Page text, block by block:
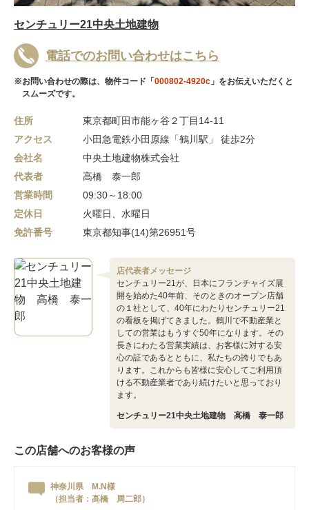
センチュリー21中央土地建物
電話でのお問い合わせはこちら
※お問い合わせの際は、物件コード「 000802-4920c 」をお伝えいただくと
スムーズです。
住所
東京都町田市能ヶ谷２丁目14-11
アクセス
小田急電鉄小田原線「鶴川駅」 徒歩2分
会社名
中央土地建物株式会社
代表者
高橋 泰一郎
営業時間
09:30～18:00
定休日
火曜日、水曜日
免許番号
東京都知事(14)第26951号
店代表者メッセージ
センチュリー21が、日本にフランチャイズ展
開を始めた40年前、そのときのオープン店舗
の１社として、40年にわたりセンチュリー21
の看板を掲げてきました。鶴川で不動産業と
しての営業はもうすぐ50年になります。その
長きにわたる営業実績は、お客様に対する安
心の証であるとともに、私たちの誇りでもあ
ります。これからも皆様に安心してご利用頂
ける不動産業者であり続けたいと思っており
ます。
センチュリー21中央土地建物 高橋 泰一郎
この店舗へのお客様の声
神奈川県 M.N様
（担当者：高橋 周二郎）